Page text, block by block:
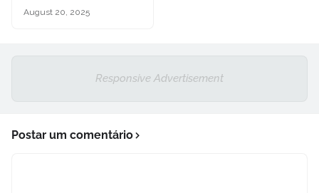
August 20, 2025
Responsive Advertisement
Postar um comentário